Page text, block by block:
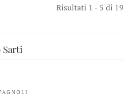
Risultati 1 - 5 di 19